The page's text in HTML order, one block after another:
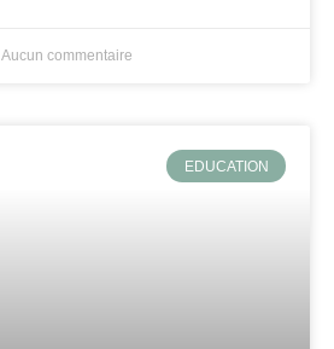
Aucun commentaire
EDUCATION